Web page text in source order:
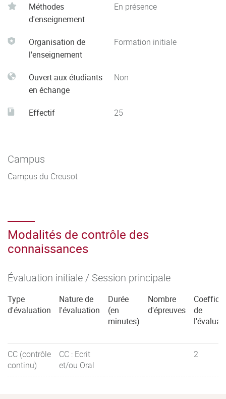
Méthodes
d'enseignement
En présence
Organisation de
l'enseignement
Formation initiale
Ouvert aux étudiants
en échange
Non
Effectif 25
Campus
Campus du Creusot
Modalités de contrôle des
connaissances
Évaluation initiale / Session principale
Type
d'évaluation
Nature de
l'évaluation
Durée
(en
minutes)
Nombre
d'épreuves
de
CC (contrôle
continu)
CC : Ecrit
et/ou Oral
2